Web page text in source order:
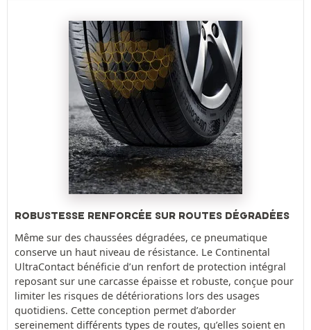
ROBUSTESSE RENFORCÉE SUR ROUTES DÉGRADÉES
Même sur des chaussées dégradées, ce pneumatique
conserve un haut niveau de résistance. Le Continental
UltraContact bénéficie d’un renfort de protection intégral
reposant sur une carcasse épaisse et robuste, conçue pour
limiter les risques de détériorations lors des usages
quotidiens. Cette conception permet d’aborder
sereinement différents types de routes, qu’elles soient en